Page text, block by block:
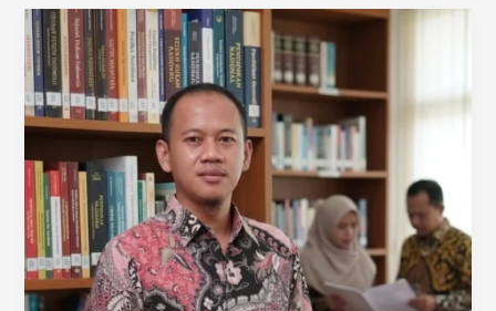
Al-
Azhar
5
Cirebon
(2026-
2027)